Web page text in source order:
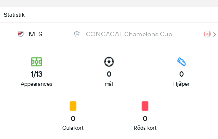
Statistik
MLS CONCACAF Champions Cup
1/13
Appearances
0
mål
0
Hjälper
0
Gula kort
0
Röda kort